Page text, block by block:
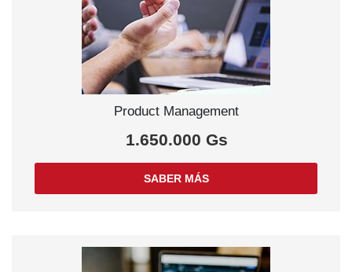
Product Management
1.650.000 Gs
SABER MÁS